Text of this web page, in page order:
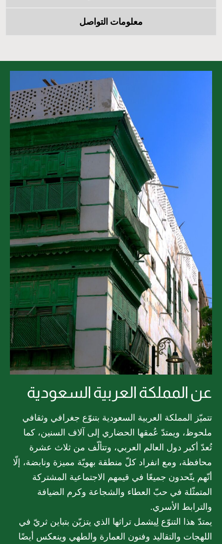
معلومات التواصل
عن المملكة العربية السعودية
تتميّز المملكة العربية السعودية بتنوّع جغرافي وثقافي
ملحوظ، ويمتدّ عُمقها الحضاري إلى آلاف السنين، كما
تُعدّ أكبر دول العالم العربي، وتتألّف من ثلاث عشرة
محافظة، ومع انفراد كلّ منطقة بهويّة مميزة ونابضة، إلّا
أنّهم يتّحدون جميعًا في قيمهم الاجتماعية المشتركة
المتمثّلة في حبّ العطاء والشجاعة وكرم الضيافة
والترابط الأسري.
يمتدّ هذا التنوّع لِيشمل تراثها الذي يتزيّن بتباين ثريّ في
اللهجات والتقاليد وفنون العمارة والطهي وينعكس أيضًا